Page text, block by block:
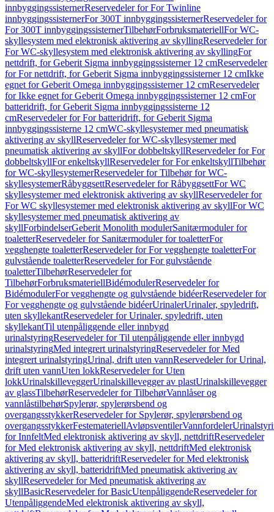
innbyggingssisternerReservedeler for For Twinline
innbyggingssisternerFor 300T innbyggingssisternerReservedeler for
For 300T innbyggingssisternerTilbehørForbruksmateriellFor WC-
skyllesystem med elektronisk aktivering av skyllingReservedeler for
For WC-skyllesystem med elektronisk aktivering av skyllingFor
nettdrift, for Geberit Sigma innbyggingssisterner 12 cmReservedeler
for For nettdrift, for Geberit Sigma innbyggingssisterner 12 cmIkke
egnet for Geberit Omega innbyggingssisterner 12 cmReservedeler
for Ikke egnet for Geberit Omega innbyggingssisterner 12 cmFor
batteridrift, for Geberit Sigma innbyggingssisterne 12
cmReservedeler for For batteridrift, for Geberit Sigma
innbyggingssisterne 12 cmWC-skyllesystemer med pneumatisk
aktivering av skyllReservedeler for WC-skyllesystemer med
pneumatisk aktivering av skyllFor dobbeltskyllReservedeler for For
dobbeltskyllFor enkeltskyllReservedeler for For enkeltskyllTilbehør
for WC-skyllesystemerReservedeler for Tilbehør for WC-
skyllesystemerRåbyggsettReservedeler for RåbyggsettFor WC
skyllesystemer med elektronisk aktivering av skyllReservedeler for
For WC skyllesystemer med elektronisk aktivering av skyllFor WC
skyllesystemer med pneumatisk aktivering av
skyllForbindelserGeberit Monolith modulerSanitærmoduler for
toaletterReservedeler for Sanitærmoduler for toaletterFor
vegghengte toaletterReservedeler for For vegghengte toaletterFor
gulvstående toaletterReservedeler for For gulvstående
toaletterTilbehørReservedeler for
TilbehørForbruksmateriellBidémodulerReservedeler for
BidémodulerFor vegghengte og gulvstående bidéerReservedeler for
For vegghengte og gulvstående bidéerUrinalerUrinaler, spyledrift,
uten skyllekantReservedeler for Urinaler, spyledrift, uten
skyllekantTil utenpåliggende eller innbygd
urinalstyringReservedeler for Til utenpåliggende eller innbygd
urinalstyringMed integrert urinalstyringReservedeler for Med
integrert urinalstyringUrinal, drift uten vannReservedeler for Urinal,
drift uten vannUten lokkReservedeler for Uten
lokkUrinalskilleveggerUrinalskillevegger av plastUrinalskillevegger
av glassTilbehørReservedeler for TilbehørVannlåser og
vannlåstilbehørSpylerør, spylerørsbend og
overgangsstykkerReservedeler for Spylerør, spylerørsbend og
overgangsstykkerFestemateriellAvløpsventilerVannfordeler
for InnfeltMed elektronisk aktivering av skyll, nettdriftReservedeler
for Med elektronisk aktivering av skyll, nettdriftMed elektronisk
aktivering av skyll, batteridriftReservedeler for Med elektronisk
aktivering av skyll, batteridriftMed pneumatisk aktivering av
skyllReservedeler for Med pneumatisk aktivering av
skyllBasicReservedeler for BasicUtenpåliggendeReservedeler for
UtenpåliggendeMed elektronisk aktivering av skyll,